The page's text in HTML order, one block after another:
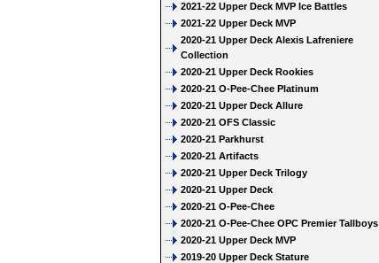
2021-22 Upper Deck MVP Ice Battles
2021-22 Upper Deck MVP
2020-21 Upper Deck Alexis Lafreniere
Collection
2020-21 Upper Deck Rookies
2020-21 O-Pee-Chee Platinum
2020-21 Upper Deck Allure
2020-21 OFS Classic
2020-21 Parkhurst
2020-21 Artifacts
2020-21 Upper Deck Trilogy
2020-21 Upper Deck
2020-21 O-Pee-Chee
2020-21 O-Pee-Chee OPC Premier Tallboys
2020-21 Upper Deck MVP
2019-20 Upper Deck Stature